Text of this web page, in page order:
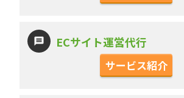
ECサイト運営代行
サービス紹介